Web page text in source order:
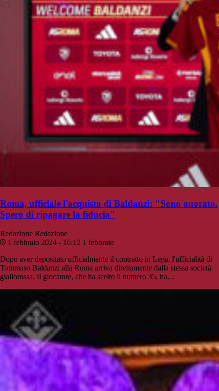
Roma, ufficiale l'acquisto di Baldanzi: "Sono onorato.
Spero di ripagare la fiducia"
Redazione Redazione
1 febbraio 2024 - 16:12 1 febbraio
Dopo aver depositato ufficialmente il contratto in Lega, l'ufficialità di
Tommaso Baldanzi alla Roma arriva direttamente dalla stessa società
giallorossa. Il giocatore, che ha scelto il numero 35, ha…